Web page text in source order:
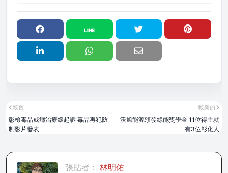
較新的
沃旭能源頒發綠能獎學金 11位得主就
有3位彰化人
較舊
彰檢毒品戒癮治療緩起訴 毒品再犯防
制影片發表
張貼者： 林明佑